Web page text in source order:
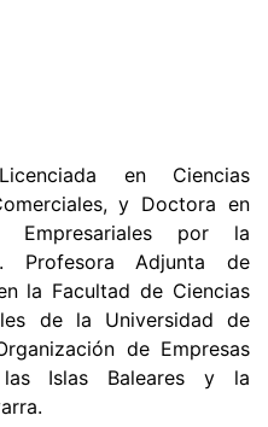
en Ciencias
y Doctora en
Empresariales por la
Profesora Adjunta de
la Facultad de Ciencias
de la Universidad de
de Empresas
Islas Baleares y la